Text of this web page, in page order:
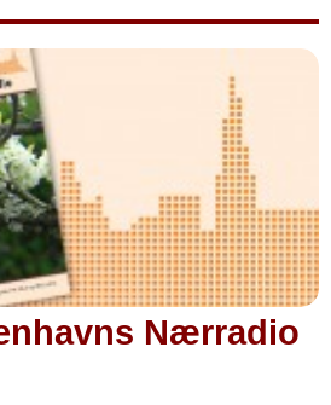
Nærradio